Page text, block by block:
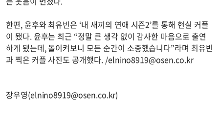
한편, 윤후와 최유빈은 ‘내 새끼의 연애 시즌2’를 통해 현실 커플
이 됐다. 윤후는 최근 “정말 큰 생각 없이 감사한 마음으로 출연
하게 됐는데, 돌이켜보니 모든 순간이 소중했습니다”라며 최유빈
과 찍은 커플 사진도 공개했다. /elnino8919@osen.co.kr
장우영(elnino8919@osen.co.kr)